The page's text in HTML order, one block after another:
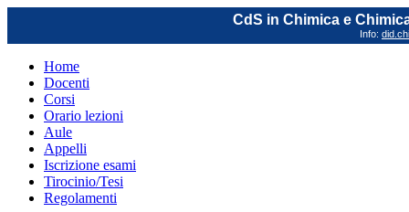
CdS in Chimica e
Info:
Home
Docenti
Corsi
Orario lezioni
Aule
Appelli
Iscrizione esami
Tirocinio/Tesi
Regolamenti